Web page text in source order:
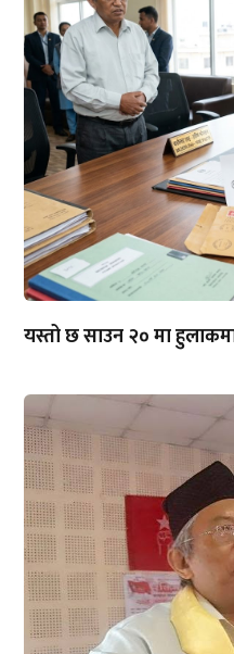
यस्तो छ साउन २० मा